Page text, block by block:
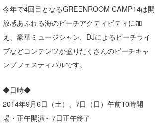
会員メニュー
今月のプレゼント
今年で4回目となるGREENROOM CAMP14は開
放感あふれる海のビーチアクティビティに加
え、豪華ミュージシャン、DJによるビーチライ
ブなどコンテンツが盛りだくさんのビーチキャ
ンプフェスティバルです。
◆日時◆
2014年9月6日（土）、7日（日）午前10時開
場・正午開演～7日正午終了
ショップ情報
湘南
千葉南
大阪
ウラナミ
お知らせ
その他
VOTE!